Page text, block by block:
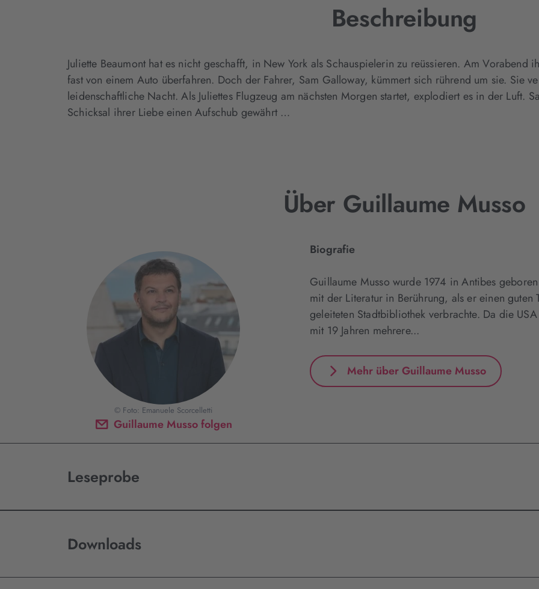
Beschreibung
Juliette Beaumont hat es nicht geschafft, in New York als Schauspielerin zu reüssieren. Am
fast von einem Auto überfahren. Doch der Fahrer, Sam Galloway, kümmert sich rührend um sie. Sie
leidenschaftliche Nacht. Als Juliettes Flugzeug am nächsten Morgen startet, explodiert es in der Luft.
Schicksal ihrer Liebe einen Aufschub gewährt …
Über Guillaume Musso
Guillaume Musso folgen
© Foto: Emanuele Scorcelletti
Biografie
Guillaume Musso wurde 1974 in Antibes
mit der Literatur in Berührung, als er einen
geleiteten Stadtbibliothek verbrachte. Da die
mit 19 Jahren mehrere...
Mehr über Guillaume Musso
Leseprobe
Downloads